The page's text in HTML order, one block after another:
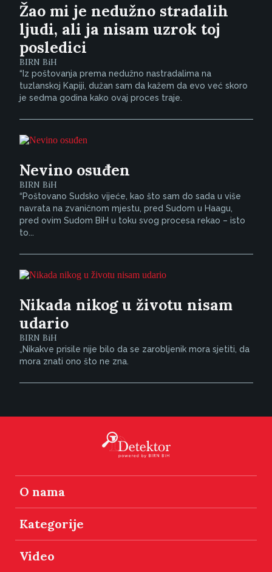
Žao mi je nedužno stradalih
ljudi, ali ja nisam uzrok toj
posledici
BIRN BiH
“Iz poštovanja prema nedužno nastradalima na
tuzlanskoj Kapiji, dužan sam da kažem da evo već skoro
je sedma godina kako ovaj proces traje.
Nevino osuđen
BIRN BiH
“Poštovano Sudsko vijeće, kao što sam do sada u više
navrata na zvaničnom mjestu, pred Sudom u Haagu,
pred ovim Sudom BiH u toku svog procesa rekao – isto
to...
Nikada nikog u životu nisam
udario
BIRN BiH
„Nikakve prisile nije bilo da se zarobljenik mora sjetiti, da
mora znati ono što ne zna.
O nama
Kategorije
Video